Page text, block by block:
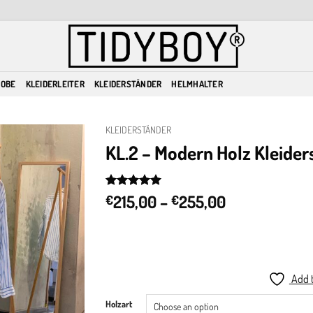
KLEIDERLEITER KLEIDERSTÄNDER HELMHALTER
Add to
wishlist
KLEIDERSTÄNDER
KL.2 – Modern Holz
Rated 5
out of 5
3
€215,00– €255,00Price
€255,00 Add
Holzart